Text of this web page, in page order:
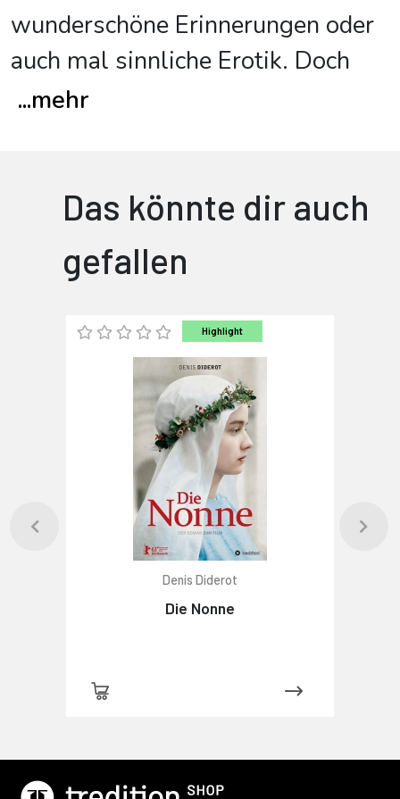
wunderschöne Erinnerungen oder
auch mal sinnliche Erotik. Doch
...mehr
Das könnte dir auch
gefallen
Highlight
Denis Diderot
Die Nonne